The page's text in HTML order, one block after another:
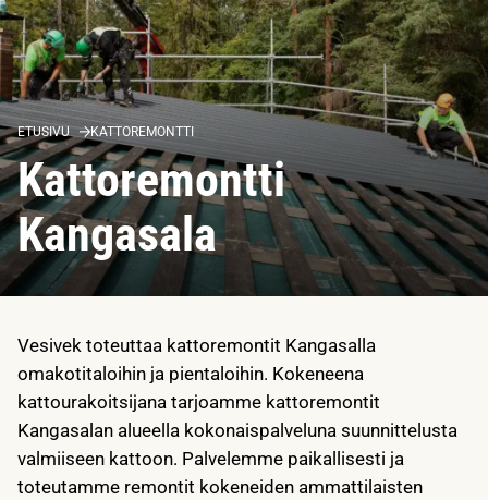
ETUSIVU KATTOREMONTTI
Kattoremontti
Kangasala
Vesivek toteuttaa kattoremontit Kangasalla
omakotitaloihin ja pientaloihin. Kokeneena
kattourakoitsijana tarjoamme kattoremontit
Kangasalan alueella kokonaispalveluna suunnittelusta
valmiiseen kattoon. Palvelemme paikallisesti ja
toteutamme remontit kokeneiden ammattilaisten